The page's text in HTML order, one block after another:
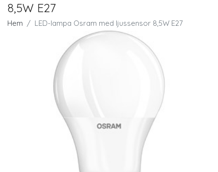
8,5W E27
Hem LED-lampa Osram med ljussensor 8,5W E27